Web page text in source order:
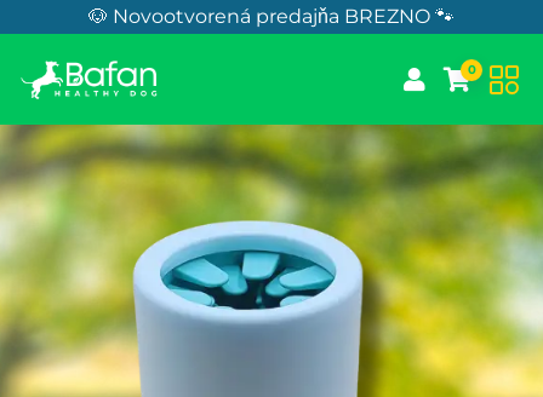
Skip to Content🐶 Novootvorená predajňa BREZNO 🐾
0